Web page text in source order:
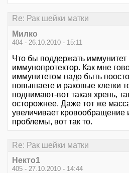
Re: Рак шейки матки
Милко
404 - 26.10.2010 - 15:11
Что бы поддержать
иммунопротектор. Как мне
иммунитетом надо быть
повышаете и раковые клетки
поднимают-вот такая хрень,
осторожнее. Даже тот же
увеличивает кровообращение
проблемы, вот так то.
Re: Рак шейки матки
Некто1
405 - 27.10.2010 - 14:44